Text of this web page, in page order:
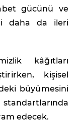
gücünü ve
daha da ileri
kâğıtları
kişisel
büyümesini
edecek.